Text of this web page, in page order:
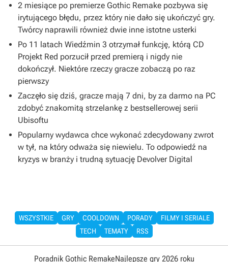
2 miesiące po premierze Gothic Remake pozbywa się
irytującego błędu, przez który nie dało się ukończyć gry.
Twórcy naprawili również dwie inne istotne usterki
Po 11 latach Wiedźmin 3 otrzymał funkcję, którą CD
Projekt Red porzucił przed premierą i nigdy nie
dokończył. Niektóre rzeczy gracze zobaczą po raz
pierwszy
Zaczęło się dziś, gracze mają 7 dni, by za darmo na PC
zdobyć znakomitą strzelankę z bestsellerowej serii
Ubisoftu
Popularny wydawca chce wykonać zdecydowany zwrot
w tył, na który odważa się niewielu. To odpowiedź na
kryzys w branży i trudną sytuację Devolver Digital
WSZYSTKIE GRY COOLDOWN PORADY
FILMY I SERIALE
TECH
TEMATY RSS
Poradnik Gothic RemakeNajlepsze gry 2026 roku